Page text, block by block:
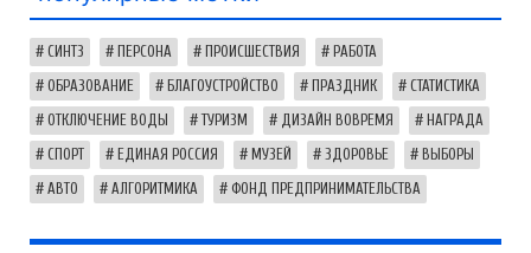
СИНТЗ ПЕРСОНА ПРОИСШЕСТВИЯ РАБОТА
ОБРАЗОВАНИЕ БЛАГОУСТРОЙСТВО ПРАЗДНИК СТАТИСТИКА
ОТКЛЮЧЕНИЕ ВОДЫ ТУРИЗМ ДИЗАЙН ВОВРЕМЯ НАГРАДА
СПОРТ ЕДИНАЯ РОССИЯ МУЗЕЙ ЗДОРОВЬЕ ВЫБОРЫ
АВТО АЛГОРИТМИКА ФОНД ПРЕДПРИНИМАТЕЛЬСТВА